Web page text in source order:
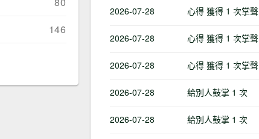
146
2026-07-28 心得 獲得 1 次掌聲
2026-07-28 心得 獲得 1 次掌聲
2026-07-28 心得 獲得 1 次掌聲
2026-07-28 給別人鼓掌 1 次
2026-07-28 給別人鼓掌 1 次